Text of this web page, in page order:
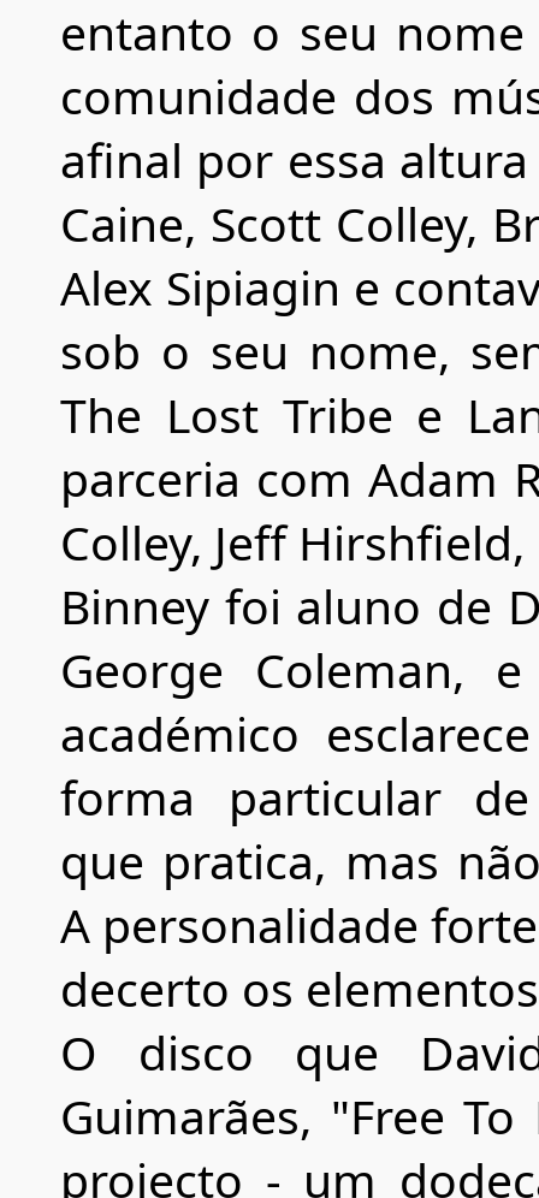
entanto o seu
comunidade dos
afinal por essa
Caine, Scott Colley,
Alex Sipiagin e
sob o seu nome,
The Lost Tribe e
parceria com Adam
Colley, Jeff
Binney foi aluno de
George Coleman,
académico
forma particular
que pratica, mas
A personalidade
decerto os
O disco que
Guimarães, "Free
projecto - um